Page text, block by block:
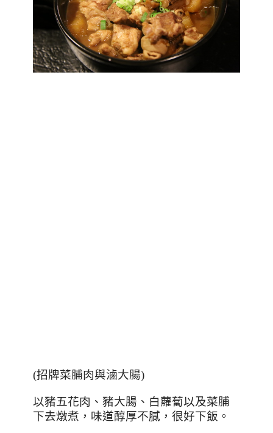
(招牌菜脯肉與滷大腸)
以豬五花肉、豬大腸、白蘿蔔以及菜脯
下去燉煮，味道醇厚不膩，很好下飯。